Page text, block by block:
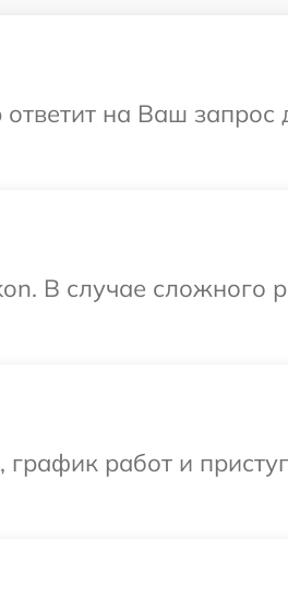
на Ваш запрос
В случае сложного
график работ и